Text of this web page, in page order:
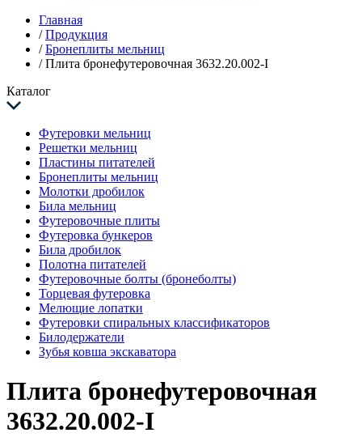
Главная
/ Продукция
/ Бронеплиты мельниц
/ Плита бронефутеровочная 3632.20.002-I
Каталог
Футеровки мельниц
Решетки мельниц
Пластины питателей
Бронеплиты мельниц
Молотки дробилок
Била мельниц
Футеровочные плиты
Футеровка бункеров
Била дробилок
Полотна питателей
Футеровочные болты (бронеболты)
Торцевая футеровка
Мелющие лопатки
Футеровки спиральных классификаторов
Билодержатели
Зубья ковша экскаватора
Плита бронефутеровочная
3632.20.002-I